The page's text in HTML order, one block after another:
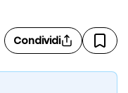
Condividi